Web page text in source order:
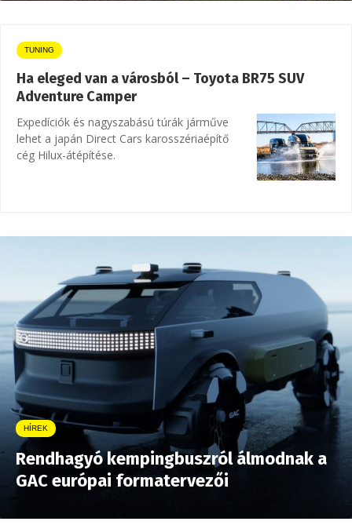
TUNING
Ha eleged van a városból – Toyota BR75 SUV
Adventure Camper
Expedíciók és nagyszabású túrák járműve
lehet a japán Direct Cars karosszériaépítő
cég Hilux-átépítése.
HÍREK
Rendhagyó kempingbuszról álmodnak a
GAC európai formatervezői